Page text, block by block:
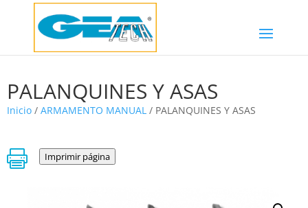
PALANQUINES Y ASAS
Inicio / ARMAMENTO MANUAL / PALANQUINES Y ASAS
 Imprimir página